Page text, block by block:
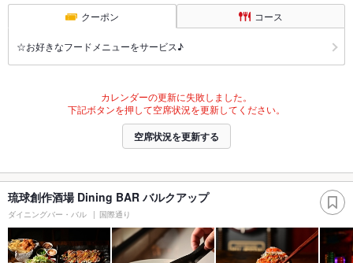
クーポン コース
☆お好きなフードメニューをサービス♪
カレンダーの更新に失敗しました。
下記ボタンを押して空席状況を更新してください。
空席状況を更新する
琉球創作酒場 Dining BAR バルクアップ
ダイニングバー・バル 国際通り